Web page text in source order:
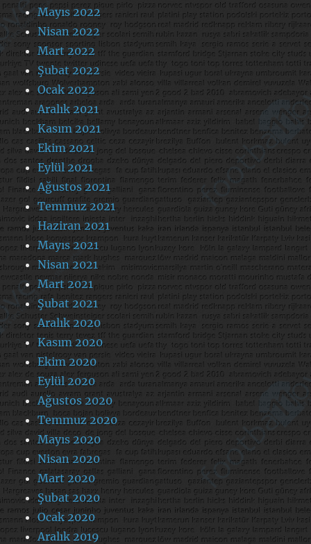
Mayıs 2022
Nisan 2022
Mart 2022
Şubat 2022
Ocak 2022
Aralık 2021
Kasım 2021
Ekim 2021
Eylül 2021
Ağustos 2021
Temmuz 2021
Haziran 2021
Mayıs 2021
Nisan 2021
Mart 2021
Şubat 2021
Aralık 2020
Kasım 2020
Ekim 2020
Eylül 2020
Ağustos 2020
Temmuz 2020
Mayıs 2020
Nisan 2020
Mart 2020
Şubat 2020
Ocak 2020
Aralık 2019